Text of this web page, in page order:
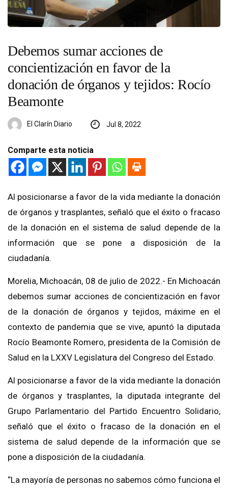
Debemos sumar acciones de
concientización en favor de la
donación de órganos y tejidos: Rocío
Beamonte
El Clarín Diario Jul 8, 2022
Comparte esta noticia
Al posicionarse a favor de la vida mediante la donación
de órganos y trasplantes, señaló que el éxito o fracaso
de la donación en el sistema de salud depende de la
información que se pone a disposición de la
ciudadanía.
Morelia, Michoacán, 08 de julio de 2022.- En Michoacán
debemos sumar acciones de concientización en favor
de la donación de órganos y tejidos, máxime en el
contexto de pandemia que se vive, apuntó la diputada
Rocío Beamonte Romero, presidenta de la Comisión de
Salud en la LXXV Legislatura del Congreso del Estado.
Al posicionarse a favor de la vida mediante la donación
de órganos y trasplantes, la diputada integrante del
Grupo Parlamentario del Partido Encuentro Solidario,
señaló que el éxito o fracaso de la donación en el
sistema de salud depende de la información que se
pone a disposición de la ciudadanía.
“La mayoría de personas no sabemos cómo funciona el